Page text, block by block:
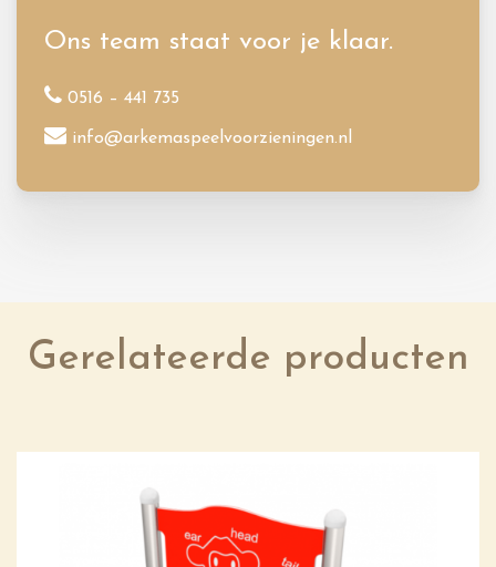
Ons team staat voor je klaar.
0516 – 441 735
info@arkemaspeelvoorzieningen.nl
Gerelateerde producten